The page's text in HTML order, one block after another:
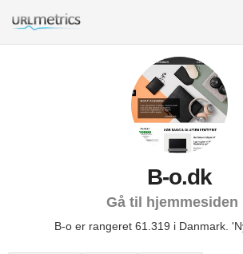
B-o.dk
Gå til hjemmesiden
B-o er rangeret 61.319 i Danmark.